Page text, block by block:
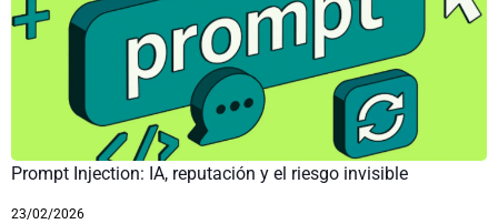
Prompt Injection: IA, reputación y el riesgo invisible
23/02/2026